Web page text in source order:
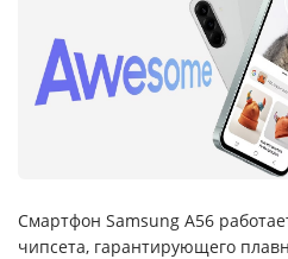
Смартфон Samsung A56
чипсета, гарантирующего